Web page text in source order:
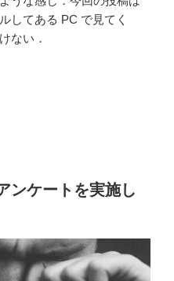
してある PC で見てく
ない．
ンケートを実施し